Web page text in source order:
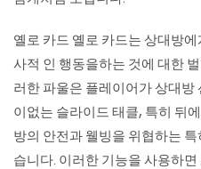
옐로 카드 옐로 카드는 상대방
사적 인 행동을하는 것에 대한
러한 파울은 플레이어가 상대방
이없는 슬라이드 태클, 특히 뒤
방의 안전과 웰빙을 위협하는
습니다. 이러한 기능을 사용하